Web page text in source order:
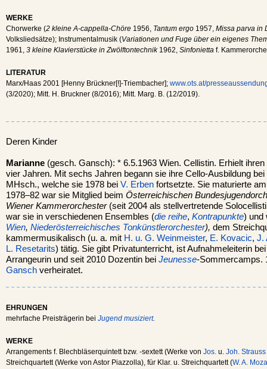
WERKE
Chorwerke (2 kleine A-cappella-Chöre 1956, Tantum ergo 1957, Missa parva in
Volksliedsätze); Instrumentalmusik (Variationen und Fuge über ein eigenes
1961, 3 kleine Klavierstücke in Zwölftontechnik1962, Sinfonietta f.
LITERATUR
Marx/Haas 2001 [Henny Brückner[!]-Triembacher]; www.ots.at/
(3/2020); Mitt. H. Bruckner (8/2016); Mitt. Marg. B. (12/2019).
Deren Kinder
Marianne (gesch. Gansch): * 6.5.1963 Wien. Cellistin. Erhielt
vier Jahren. Mit sechs Jahren begann sie ihre Cello-Ausbildung bei
MHsch., welche sie 1978 bei V. Erben fortsetzte. Sie maturierte
1978–82 war sie Mitglied beim Österreichischen
Wiener Kammerorchester(seit 2004 als stellvertretende
war sie in verschiedenen Ensembles (die reihe, Kontrapunkte) und
Wien, Niederösterreichisches Tonkünstlerorchester), dem
kammermusikalisch (u. a. mit H. u. G. Weinmeister, E. Kovacic, J.
L. Resetarits) tätig. Sie gibt Privatunterricht, ist Aufnahmeleiterin
Arrangeurin und seit 2010 Dozentin bei Jeunesse-Sommercamps.
Gansch verheiratet.
EHRUNGEN
mehrfache Preisträgerin bei Jugend musiziert.
WERKE
Arrangements f. Blechbläserquintett bzw. -sextett (Werke von Jos. u. Joh.
Streichquartett (Werke von Astor Piazzolla), für Klar. u. Streichquartett (W. A.